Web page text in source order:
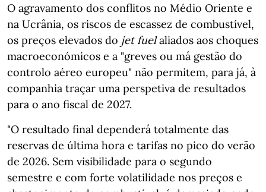
O agravamento dos conflitos no Médio Oriente e
na Ucrânia, os riscos de escassez de combustível,
os preços elevados do jet fuelaliados aos choques
macroeconómicos e a "greves ou má gestão do
controlo aéreo europeu" não permitem, para já, à
companhia traçar uma perspetiva de resultados
para o ano fiscal de 2027.
"O resultado final dependerá totalmente das
reservas de última hora e tarifas no pico do verão
de 2026. Sem visibilidade para o segundo
semestre e com forte volatilidade nos preços e